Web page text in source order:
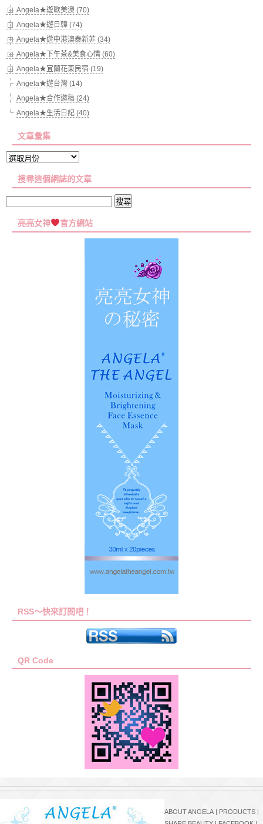
Angela★遊歐美澳 (70)
Angela★遊日韓 (74)
Angela★遊中港澳泰新菲 (34)
Angela★下午茶&美食心情 (60)
Angela★宜蘭花東民宿 (19)
Angela★遊台灣 (14)
Angela★合作邀稿 (24)
Angela★生活日記 (40)
文章彙集
文
彙
搜尋這個網誌的文章
關
亮亮女神 官方網站
RSS～快來訂閱吧！
QR Code
ABOUT ANGELA | PRODUCTS |